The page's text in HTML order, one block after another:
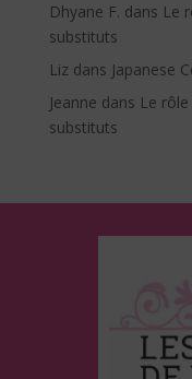
a
t
i
v
e
Dhyane F. dans Le
substituts
Lizdans Japanese
Jeanne dans Le
substituts